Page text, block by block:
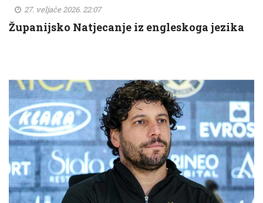
27. veljače 2026. 22:07
Županijsko Natjecanje iz engleskoga jezika